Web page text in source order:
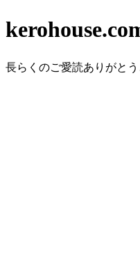
長らくのご愛読ありがと